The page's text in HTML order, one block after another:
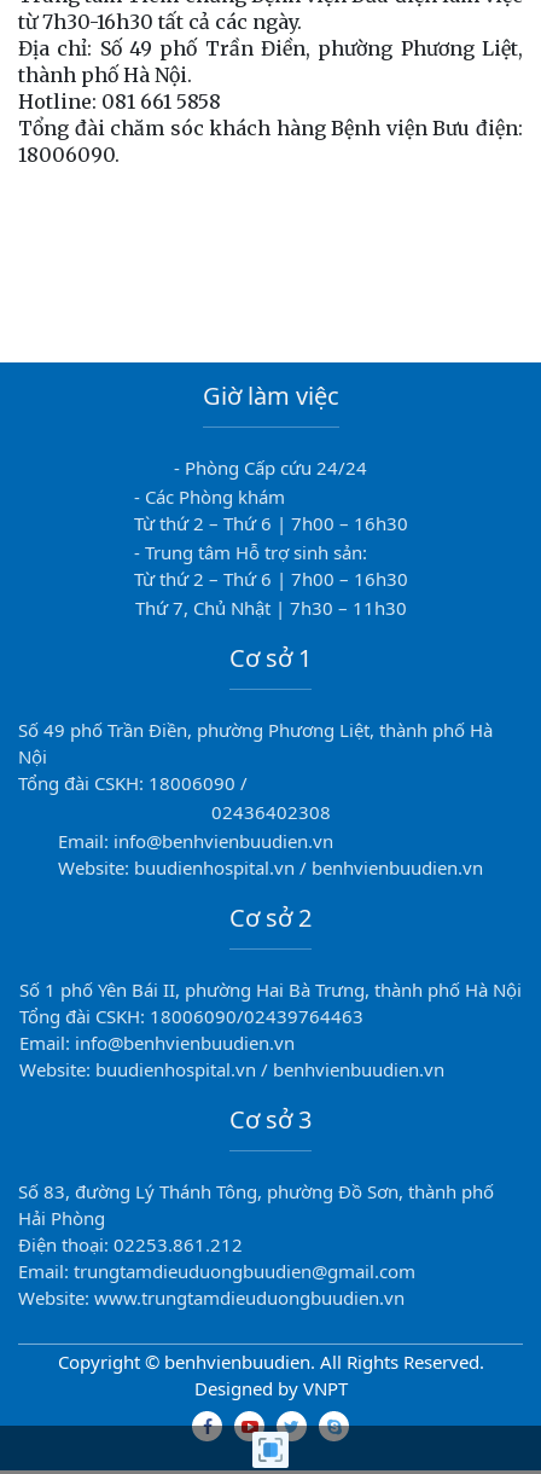
từ 7h30-16h30 tất cả các ngày.
Địa chỉ: Số 49 phố Trần Điền, phường Phương Liệt,
thành phố Hà Nội.
Hotline: 081 661 5858
Tổng đài chăm sóc khách hàng Bệnh viện Bưu điện:
18006090.
Giờ làm việc
- Phòng Cấp cứu 24/24
- Các Phòng khám
Từ thứ 2 – Thứ 6 | 7h00 – 16h30
- Trung tâm Hỗ trợ sinh sản:
Từ thứ 2 – Thứ 6 | 7h00 – 16h30
Thứ 7, Chủ Nhật | 7h30 – 11h30
Cơ sở 1
Số 49 phố Trần Điền, phường Phương Liệt, thành phố Hà
Nội
Tổng đài CSKH: 18006090 /
02436402308
Email: info@benhvienbuudien.vn
Website: buudienhospital.vn / benhvienbuudien.vn
Cơ sở 2
Số 1 phố Yên Bái II, phường Hai Bà Trưng, thành phố Hà Nội
Tổng đài CSKH: 18006090/02439764463
Email: info@benhvienbuudien.vn
Website: buudienhospital.vn / benhvienbuudien.vn
Cơ sở 3
Số 83, đường Lý Thánh Tông, phường Đồ Sơn, thành phố
Hải Phòng
Điện thoại: 02253.861.212
Email: trungtamdieuduongbuudien@gmail.com
Website: www.trungtamdieuduongbuudien.vn
Copyright © benhvienbuudien. All Rights Reserved.
Designed by VNPT